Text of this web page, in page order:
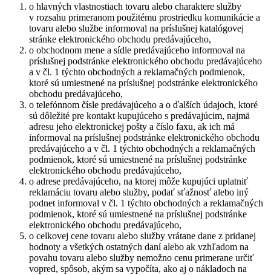
o hlavných vlastnostiach tovaru alebo charaktere služby
v rozsahu primeranom použitému prostriedku komunikácie a
tovaru alebo službe informoval na príslušnej katalógovej
stránke elektronického obchodu predávajúceho,
o obchodnom mene a sídle predávajúceho informoval na
príslušnej podstránke elektronického obchodu predávajúceho
a v čl. 1 týchto obchodných a reklamačných podmienok,
ktoré sú umiestnené na príslušnej podstránke elektronického
obchodu predávajúceho,
o telefónnom čísle predávajúceho a o ďalších údajoch, ktoré
sú dôležité pre kontakt kupujúceho s predávajúcim, najmä
adresu jeho elektronickej pošty a číslo faxu, ak ich má
informoval na príslušnej podstránke elektronického obchodu
predávajúceho a v čl. 1 týchto obchodných a reklamačných
podmienok, ktoré sú umiestnené na príslušnej podstránke
elektronického obchodu predávajúceho,
o adrese predávajúceho, na ktorej môže kupujúci uplatniť
reklamáciu tovaru alebo služby, podať sťažnosť alebo iný
podnet informoval v čl. 1 týchto obchodných a reklamačných
podmienok, ktoré sú umiestnené na príslušnej podstránke
elektronického obchodu predávajúceho,
o celkovej cene tovaru alebo služby vrátane dane z pridanej
hodnoty a všetkých ostatných daní alebo ak vzhľadom na
povahu tovaru alebo služby nemožno cenu primerane určiť
vopred, spôsob, akým sa vypočíta, ako aj o nákladoch na